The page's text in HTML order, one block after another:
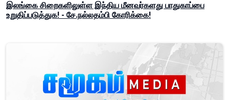
இலங்கை சிறைகளிலுள்ள இந்திய மீனவர்களது பாதுகாப்பை
உறுதிப்படுத்துக! - சே.நல்லதம்பி கோரிக்கை!